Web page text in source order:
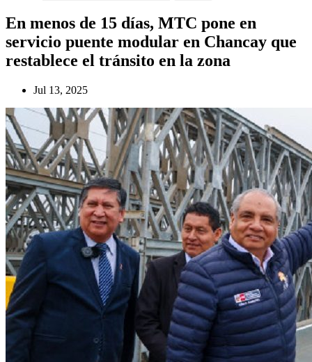
En menos de 15 días, MTC pone en
servicio puente modular en Chancay que
restablece el tránsito en la zona
Jul 13, 2025